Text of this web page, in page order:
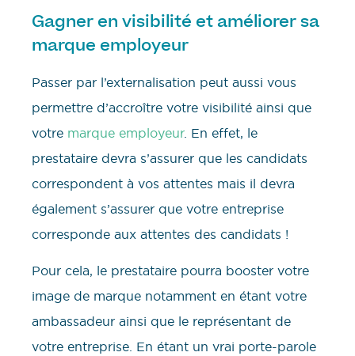
Gagner en visibilité et améliorer sa
marque employeur
Passer par l’externalisation peut aussi vous
permettre d’accroître votre visibilité ainsi que
votre marque employeur. En effet, le
prestataire devra s’assurer que les candidats
correspondent à vos attentes mais il devra
également s’assurer que votre entreprise
corresponde aux attentes des candidats !
Pour cela, le prestataire pourra booster votre
image de marque notamment en étant votre
ambassadeur ainsi que le représentant de
votre entreprise. En étant un vrai porte-parole